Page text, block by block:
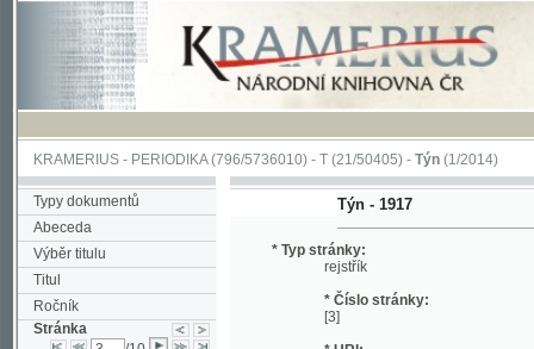
KRAMERIUS-PERIODIKA(796/5736010) -T(21/50405) -Týn(1/2014)
Typy dokumentů
Abeceda
Výběr titulu
Titul
Ročník
Stránka
/10
Týn - 1917
rejstřík
* Číslo stránky:
* URI: